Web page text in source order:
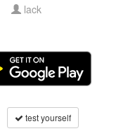
lack
test yourself